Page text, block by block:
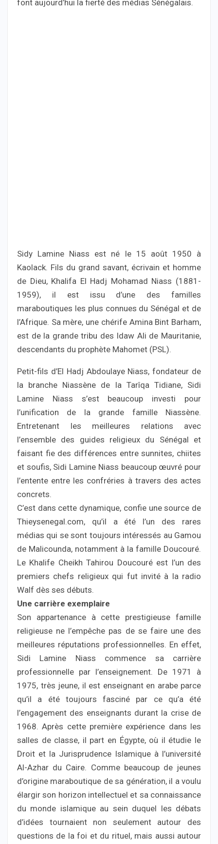
font aujourd’hui la fierté des médias Sénégalais.
Sidy Lamine Niass est né le 15 août 1950 à
Kaolack. Fils du grand savant, écrivain et homme
de Dieu, Khalifa El Hadj Mohamad Niass (1881-
1959), il est issu d’une des familles
maraboutiques les plus connues du Sénégal et de
l’Afrique. Sa mère, une chérife Amina Bint Barham,
est de la grande tribu des Idaw Ali de Mauritanie,
descendants du prophète Mahomet (PSL).
Petit-fils d’El Hadj Abdoulaye Niass, fondateur de
la branche Niassène de la Tarîqa Tidiane, Sidi
Lamine Niass s’est beaucoup investi pour
l’unification de la grande famille Niassène.
Entretenant les meilleures relations avec
l’ensemble des guides religieux du Sénégal et
faisant fie des différences entre sunnites, chiites
et soufis, Sidi Lamine Niass beaucoup œuvré pour
l’entente entre les confréries à travers des actes
concrets.
C’est dans cette dynamique, confie une source de
Thieysenegal.com, qu’il a été l’un des rares
médias qui se sont toujours intéressés au Gamou
de Malicounda, notamment à la famille Doucouré.
Le Khalife Cheikh Tahirou Doucouré est l’un des
premiers chefs religieux qui fut invité à la radio
Walf dès ses débuts.
Une carrière exemplaire
Son appartenance à cette prestigieuse famille
religieuse ne l’empêche pas de se faire une des
meilleures réputations professionnelles. En effet,
Sidi Lamine Niass commence sa carrière
professionnelle par l’enseignement. De 1971 à
1975, très jeune, il est enseignant en arabe parce
qu’il a été toujours fasciné par ce qu’a été
l’engagement des enseignants durant la crise de
1968. Après cette première expérience dans les
salles de classe, il part en Égypte, où il étudie le
Droit et la Jurisprudence Islamique à l’université
Al-Azhar du Caire. Comme beaucoup de jeunes
d’origine maraboutique de sa génération, il a voulu
élargir son horizon intellectuel et sa connaissance
du monde islamique au sein duquel les débats
d’idées tournaient non seulement autour des
questions de la foi et du rituel, mais aussi autour